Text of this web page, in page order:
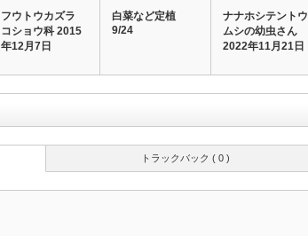
フウトウカズラ
コショウ科 2015
年12月7日
白菜など定植
9/24
ナナホシテントウ
ムシの幼虫さん
2022年11月21日
トラックバック ( 0 )